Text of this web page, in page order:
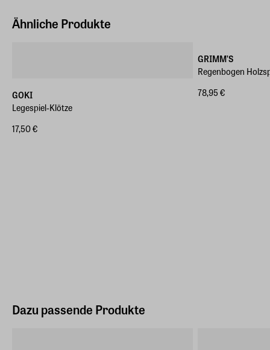
Ähnliche Produkte
GOKI
Legespiel-Klötze
17,50 €
GRIMM’S
Regenbogen
78,95 €
Dazu passende Produkte